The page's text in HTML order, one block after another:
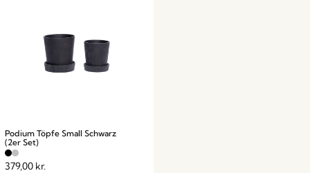
Podium Töpfe Small Schwarz
(2er Set)
379,00 kr.